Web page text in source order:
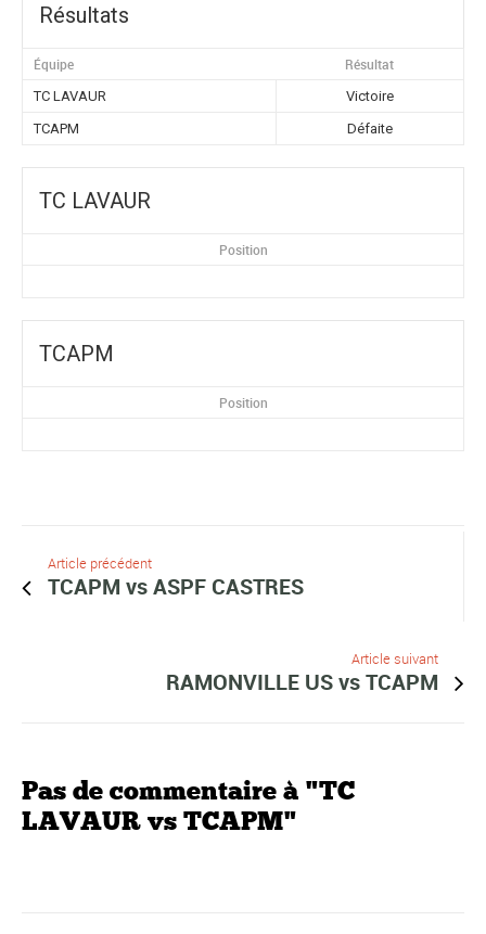
Résultats
Équipe Résultat
TC LAVAUR
Victoire
TCAPM
Défaite
TC LAVAUR
Position
TCAPM
Position
Article précédent
TCAPM vs ASPF CASTRES
Article suivant
RAMONVILLE US vs TCAPM
Pas de commentaire à "TC
LAVAUR vs TCAPM"